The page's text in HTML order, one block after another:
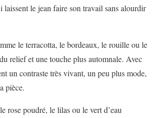
laissent le jean faire son travail sans alourdir
le terracotta, le bordeaux, le rouille ou le
relief et une touche plus automnale. Avec
un contraste très vivant, un peu plus mode,
pièce.
rose poudré, le lilas ou le vert d’eau